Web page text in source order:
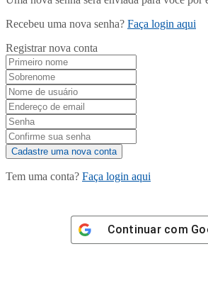
Recebeu uma nova senha? Faça login aqui
Registrar nova conta
Tem uma conta? Faça login aqui
Continuar com